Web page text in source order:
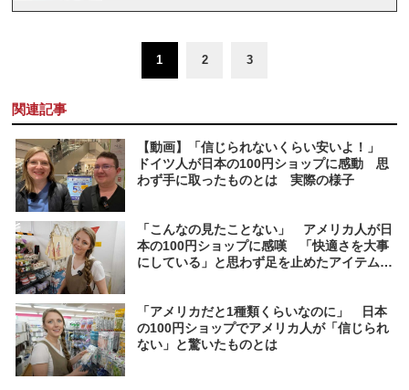
1 2 3
関連記事
【動画】「信じられないくらい安いよ！」
ドイツ人が日本の100円ショップに感動 思
わず手に取ったものとは 実際の様子
「こんなの見たことない」 アメリカ人が日
本の100円ショップに感嘆 「快適さを大事
にしている」と思わず足を止めたアイテムと
「アメリカだと1種類くらいなのに」 日本
の100円ショップでアメリカ人が「信じられ
ない」と驚いたものとは